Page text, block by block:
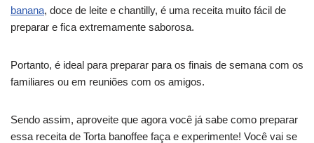
banana, doce de leite e chantilly, é uma receita muito fácil de
preparar e fica extremamente saborosa.
Portanto, é ideal para preparar para os finais de semana com os
familiares ou em reuniões com os amigos.
Sendo assim, aproveite que agora você já sabe como preparar
essa receita de Torta banoffee faça e experimente! Você vai se